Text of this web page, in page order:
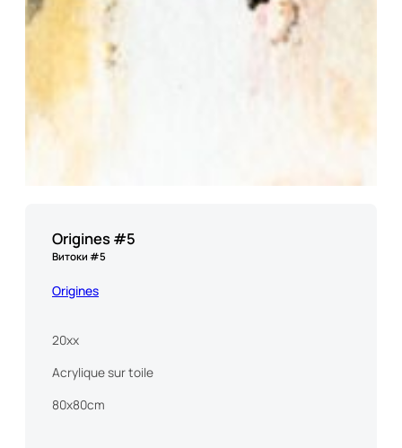
Origines #5
Витоки #5
Origines
20xx
Acrylique sur toile
80x80cm